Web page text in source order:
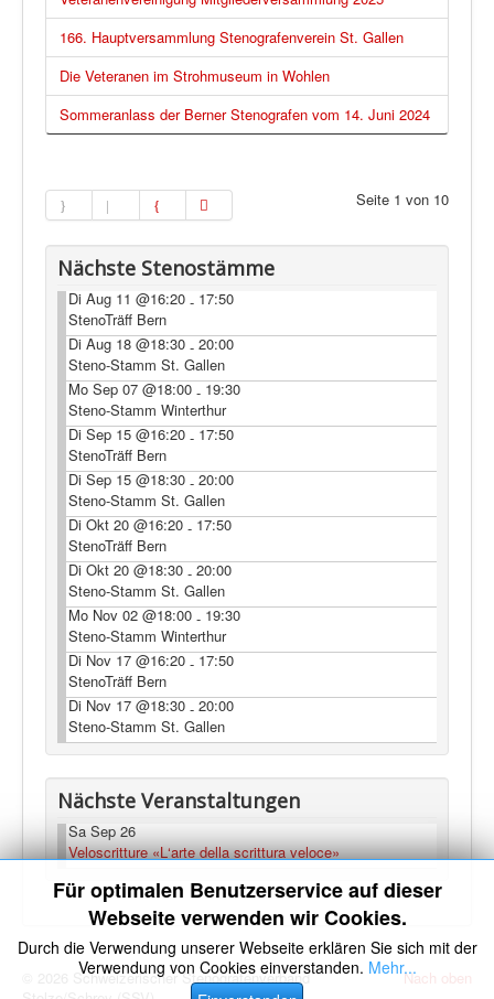
166. Hauptversammlung Stenografenverein St. Gallen
Die Veteranen im Strohmuseum in Wohlen
Sommeranlass der Berner Stenografen vom 14. Juni 2024
Seite 1 von 10
Nächste Stenostämme
Di Aug 11 @16:20 - 17:50
StenoTräff Bern
Di Aug 18 @18:30 - 20:00
Steno-Stamm St. Gallen
Mo Sep 07 @18:00 - 19:30
Steno-Stamm Winterthur
Di Sep 15 @16:20 - 17:50
StenoTräff Bern
Di Sep 15 @18:30 - 20:00
Steno-Stamm St. Gallen
Di Okt 20 @16:20 - 17:50
StenoTräff Bern
Di Okt 20 @18:30 - 20:00
Steno-Stamm St. Gallen
Mo Nov 02 @18:00 - 19:30
Steno-Stamm Winterthur
Di Nov 17 @16:20 - 17:50
StenoTräff Bern
Di Nov 17 @18:30 - 20:00
Steno-Stamm St. Gallen
Nächste Veranstaltungen
Sa Sep 26
Veloscritture «L‘arte della scrittura veloce»
Für optimalen Benutzerservice auf dieser
Webseite verwenden wir Cookies.
Durch die Verwendung unserer Webseite erklären Sie sich mit der
Verwendung von Cookies einverstanden. Mehr...Nach oben
© 2026 Schweizerischer Stenografenverband